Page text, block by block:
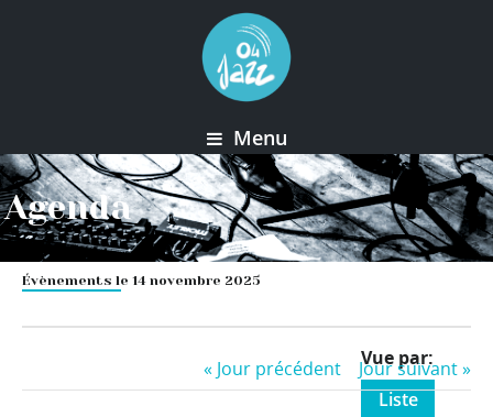
Menu
Agenda
Évènements le 14 novembre 2025
Event
Views
Navigation
Vue par
Liste
« Jour précédent Jour suivant»